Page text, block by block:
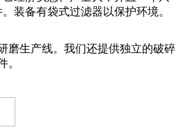
装备有袋式过滤器以保护环境。
磨生产线。我们还提供独立的破碎
。